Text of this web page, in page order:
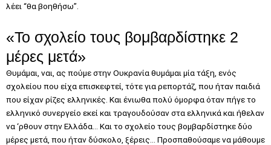
λέει “θα βοηθήσω”.
«Το σχολείο τους βομβαρδίστηκε 2
μέρες μετά»
Θυμάμαι, ναι, ας πούμε στην Ουκρανία θυμάμαι μία τάξη, ενός
σχολείου που είχα επισκεφτεί, τότε για ρεπορτάζ, που ήταν παιδιά
που είχαν ρίζες ελληνικές. Και ένιωθα πολύ όμορφα όταν πήγε το
ελληνικό συνεργείο εκεί και τραγουδούσαν στα ελληνικά και ήθελαν
να ‘ρθουν στην Ελλάδα… Και το σχολείο τους βομβαρδίστηκε δύο
μέρες μετά, που ήταν δύσκολο, ξέρεις… Προσπαθούσαμε να μάθουμε